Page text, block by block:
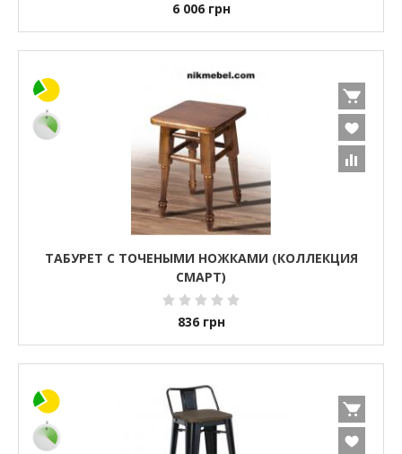
6 006 грн
ТАБУРЕТ С ТОЧЕНЫМИ НОЖКАМИ (КОЛЛЕКЦИЯ
СМАРТ)
836 грн